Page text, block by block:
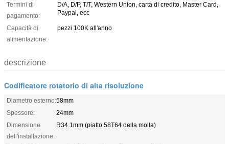
Termini di
pagamento:
D/A, D/P, T/T, Western Union, carta di credito, Master Card,
Paypal, ecc
Capacità di
alimentazione:
pezzi 100K all'anno
descrizione
Codificatore rotatorio di alta risoluzione
Diametro esterno:58mm
Spessore:
24mm
Dimensione
dell'installazione:
R34.1mm (piatto 58T64 della molla)